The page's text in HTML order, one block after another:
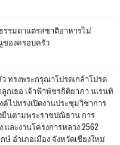
รมดาแต่รสชาติอาหารไม่
ของครอบครัว
ทรงพระกรุณาโปรดเกล้าโปรด
กเธอ เจ้าฟ้าพัชรกิติยาภา นเรนทิ
ไปทรงเปิดงานประชุมวิชาการ
นตามพระราชปณิธาน การ
ละงานโครงการหลวง 2562
อำเภอเมือง จังหวัดเชียงใหม่